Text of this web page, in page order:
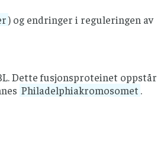
) og endringer i reguleringen av
Dette fusjonsproteinet oppstår
Philadelphiakromosomet .